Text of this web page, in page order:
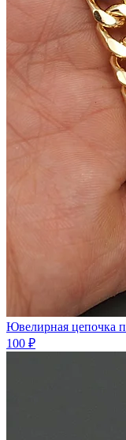
Ювелирная цепочка
100 ₽